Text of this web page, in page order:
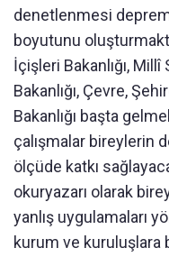
denetlenmesi
boyutunu
İçişleri Bakanlığı, Millî
Bakanlığı, Çevre,
Bakanlığı başta
çalışmalar bireylerin
ölçüde katkı
okuryazarı olarak
yanlış uygulamaları
kurum ve kuruluşlara